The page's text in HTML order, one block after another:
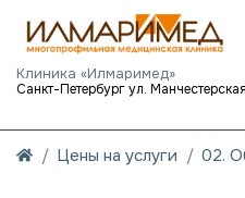
Клиника «Илмаримед»
Цены на услуги 02.